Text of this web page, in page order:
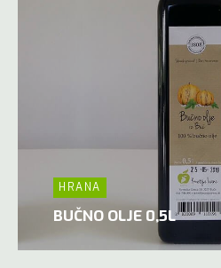
HRANA
BUČNO OLJE 0,5L